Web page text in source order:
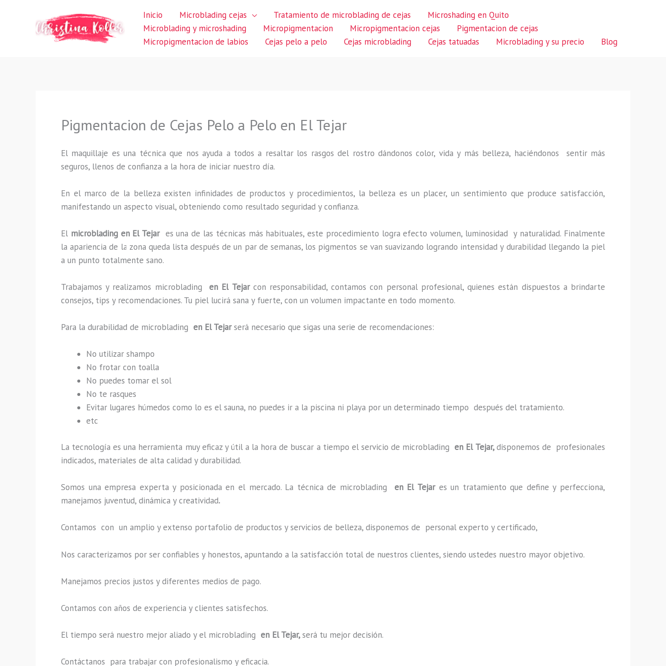
Inicio Microblading cejas Tratamiento de microblading de cejas
Microshading en Quito
Microblading y microshading
Micropigmentacion Micropigmentacion cejas
Pigmentacion de cejas
Micropigmentacion de labios
Cejas pelo a pelo Cejas microblading Cejas tatuadas Microblading y su precio Blog
Pigmentacion de Cejas Pelo a Pelo en El Tejar
El maquillaje es una técnica que nos ayuda a todos a resaltar los rasgos del rostro dándonos color, vida y más belleza, haciéndonos sentir más
seguros, llenos de confianza a la hora de iniciar nuestro día.
En el marco de la belleza existen infinidades de productos y procedimientos, la belleza es un placer, un sentimiento que produce satisfacción,
manifestando un aspecto visual, obteniendo como resultado seguridad y confianza.
El microblading en El Tejar es una de las técnicas más habituales, este procedimiento logra efecto volumen, luminosidad y naturalidad. Finalmente
la apariencia de la zona queda lista después de un par de semanas, los pigmentos se van suavizando logrando intensidad y durabilidad llegando la piel
a un punto totalmente sano.
Trabajamos y realizamos microblading en El Tejar con responsabilidad, contamos con personal profesional, quienes están dispuestos a brindarte
consejos, tips y recomendaciones. Tu piel lucirá sana y fuerte, con un volumen impactante en todo momento.
Para la durabilidad de microblading en El Tejarserá necesario que sigas una serie de recomendaciones:
No utilizar shampo
No frotar con toalla
No puedes tomar el sol
No te rasques
Evitar lugares húmedos como lo es el sauna, no puedes ir a la piscina ni playa por un determinado tiempo después del tratamiento.
etc
La tecnología es una herramienta muy eficaz y útil a la hora de buscar a tiempo el servicio de microblading en El Tejar,disponemos de profesionales
indicados, materiales de alta calidad y durabilidad.
Somos una empresa experta y posicionada en el mercado. La técnica de microblading en El Tejar es un tratamiento que define y perfecciona,
manejamos juventud, dinámica y creatividad.
Contamos con un amplio y extenso portafolio de productos y servicios de belleza, disponemos de personal experto y certificado,
Nos caracterizamos por ser confiables y honestos, apuntando a la satisfacción total de nuestros clientes, siendo ustedes nuestro mayor objetivo.
Manejamos precios justos y diferentes medios de pago.
Contamos con años de experiencia y clientes satisfechos.
El tiempo será nuestro mejor aliado y el microblading en El Tejar,será tu mejor decisión.
Contáctanos para trabajar con profesionalismo y eficacia.